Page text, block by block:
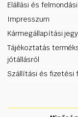
Elállási és
Impresszum
Kármegállapítási
Tájékoztatás
jótállásról
Szállítási és fizetési